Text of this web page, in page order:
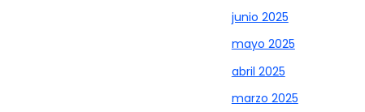
junio 2025
mayo 2025
abril 2025
marzo 2025